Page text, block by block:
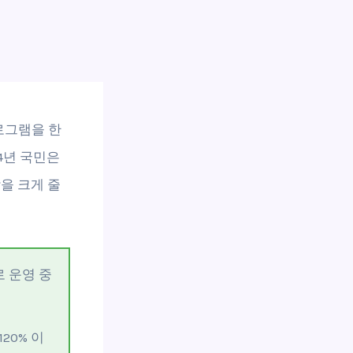
그램을 한
국민은
크게 줄
운영 중
이